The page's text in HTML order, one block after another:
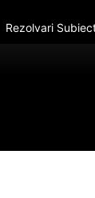
Rezolvari